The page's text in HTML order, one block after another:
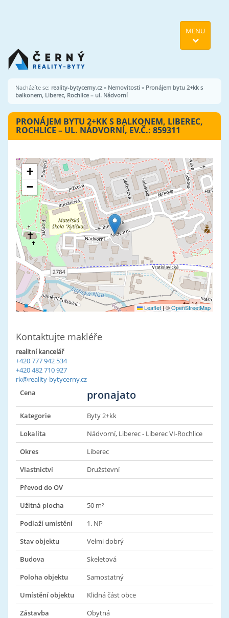
MENU
Nacházíte se: reality-bytycerny.cz » Nemovitosti » Pronájem bytu 2+kk s
balkonem, Liberec, Rochlice – ul. Nádvorní
PRONÁJEM BYTU 2+KK S BALKONEM, LIBEREC,
ROCHLICE – UL. NÁDVORNÍ, EV.Č.: 859311
+
−
Leaflet |©OpenStreetMap
Kontaktujte makléře
realitní kancelář
+420 777 942 534
+420 482 710 927
rk@reality-bytycerny.cz
Cena
pronajato
Kategorie
Byty 2+kk
Lokalita
Nádvorní, Liberec - Liberec VI-Rochlice
Okres
Liberec
Vlastnictví
Družstevní
Převod do OV
Užitná plocha
50 m²
Podlaží umístění
1. NP
Stav objektu
Velmi dobrý
Budova
Skeletová
Poloha objektu
Samostatný
Umístění objektu
Klidná část obce
Zástavba
Obytná